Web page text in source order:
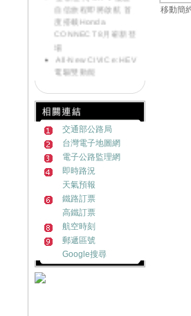
自信旅程即將啟航 首
度搭載Honda
CONNECT 8月嶄新登
場
All-New CIVIC e:HEV
電驅雙動能
來店試乘~送您精美好
禮
《好康大聲公》滿額
好禮送一波~邀請您回
《好康大聲公-汽車》
來店試乘~送您精美好
《好康大聲公》
MOTORCYCLE交車禮
送您限量收納組
Honda NEW HR-V發
表首週突破500台訂單
Honda ALL NEW HR-
V跨界浪潮勢不可擋 訂
交通部公路局
台灣電子地圖網
電子公路監理網
即時路況
天氣預報
鐵路訂票
高鐵訂票
航空時刻
郵遞區號
Google搜尋
移動簡